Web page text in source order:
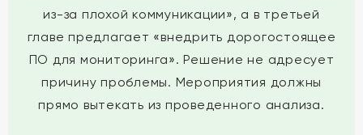
из-за плохой коммуникации», а в третьей
главе предлагает «внедрить дорогостоящее
ПО для мониторинга». Решение не адресует
причину проблемы. Мероприятия должны
прямо вытекать из проведенного анализа.